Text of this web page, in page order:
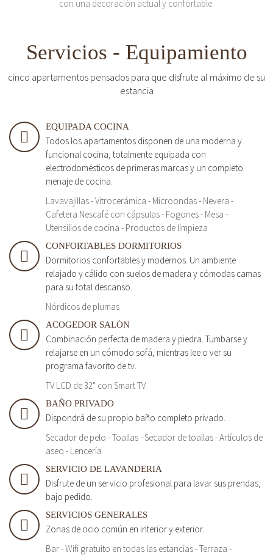
con una decoración actual y confortable.
Servicios - Equipamiento
cinco apartamentos pensados para que disfrute al máximo de su
estancia
EQUIPADA COCINA
Todos los apartamentos disponen de una moderna y
funcional cocina, totalmente equipada con
electrodomésticos de primeras marcas y un completo
menaje de cocina.
Lavavajillas - Vitrocerámica - Microondas - Nevera -
Cafetera Nescafé con cápsulas - Fogones - Mesa -
Utensilios de cocina - Productos de limpieza
CONFORTABLES DORMITORIOS
Dormitorios confortables y modernos. Un ambiente
relajado y cálido con suelos de madera y cómodas camas
para su total descanso.
Nórdicos de plumas
ACOGEDOR SALÓN
Combinación perfecta de madera y piedra. Tumbarse y
relajarse en un cómodo sofá, mientras lee o ver su
programa favorito de tv.
TV LCD de 32" con Smart TV.
BAÑO PRIVADO
Dispondrá de su propio baño completo privado.
Secador de pelo - Toallas - Secador de toallas - Artículos de
aseo - Lencería
SERVICIO DE LAVANDERIA
Disfrute de un servicio profesional para lavar sus prendas,
bajo pedido.
SERVICIOS GENERALES
Zonas de ocio común en interior y exterior.
Bar - Wifi gratuito en todas las estancias - Terraza -